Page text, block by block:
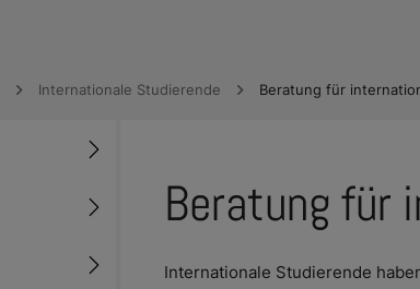
Internationale Studierende Beratung für
Beratung für
Internationale Studierende
Toggle Dropdown
Toggle Dropdown
Toggle Dropdown